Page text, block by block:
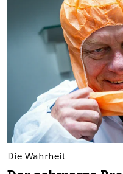
Die Wahrheit